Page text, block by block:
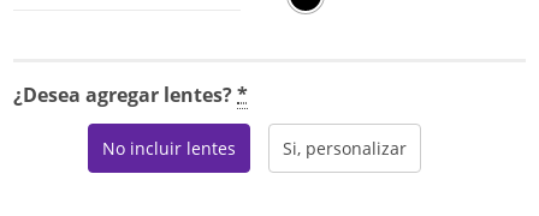
¿Desea agregar lentes?*
No incluir lentes Si, personalizar